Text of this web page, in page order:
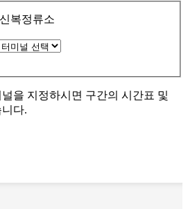
복정류소
을 지정하시면 구간의 시간표 및
다.